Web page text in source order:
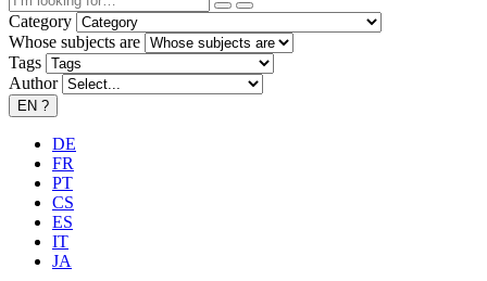
Category
Whose subjects are
Tags
Author
EN ?
DE
FR
PT
CS
ES
IT
JA